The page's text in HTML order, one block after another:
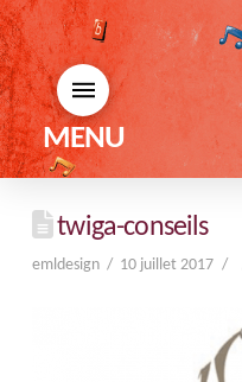
MENU
twiga-conseils
emldesign 10 juillet 2017